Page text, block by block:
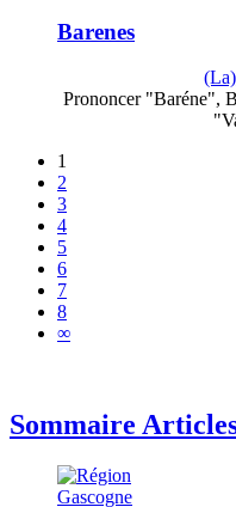
Barenes
Prononcer "Baréne",
1
2
3
4
5
6
7
8
∞
Sommaire